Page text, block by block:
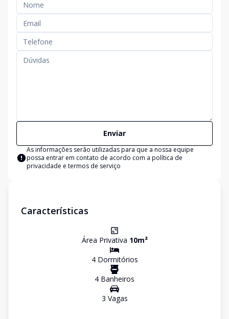
Enviar
As informações serão utilizadas para que a nossa equipe
possa entrar em contato de acordo com a política de
privacidade e termos de serviço
Características
Área Privativa 10m²
4Dormitórios
4 Banheiros
3 Vagas